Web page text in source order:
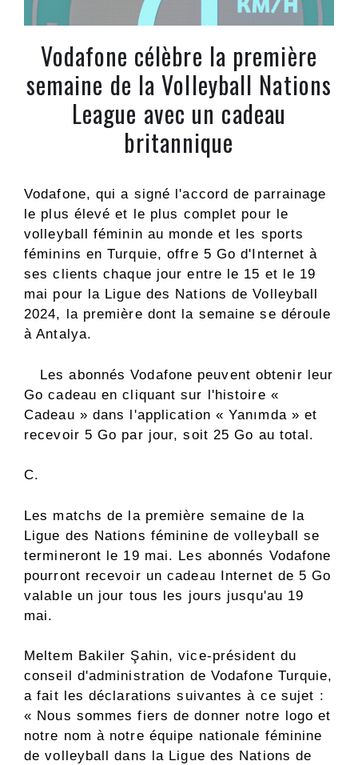
Vodafone célèbre la première
semaine de la Volleyball Nations
League avec un cadeau
britannique
Vodafone, qui a signé l'accord de parrainage
le plus élevé et le plus complet pour le
volleyball féminin au monde et les sports
féminins en Turquie, offre 5 Go d'Internet à
ses clients chaque jour entre le 15 et le 19
mai pour la Ligue des Nations de Volleyball
2024, la première dont la semaine se déroule
à Antalya.
Les abonnés Vodafone peuvent obtenir leur
Go cadeau en cliquant sur l'histoire «
Cadeau » dans l'application « Yanımda » et
recevoir 5 Go par jour, soit 25 Go au total.
C.
Les matchs de la première semaine de la
Ligue des Nations féminine de volleyball se
termineront le 19 mai. Les abonnés Vodafone
pourront recevoir un cadeau Internet de 5 Go
valable un jour tous les jours jusqu'au 19
mai.
Meltem Bakiler Şahin, vice-président du
conseil d'administration de Vodafone Turquie,
a fait les déclarations suivantes à ce sujet :
« Nous sommes fiers de donner notre logo et
notre nom à notre équipe nationale féminine
de volleyball dans la Ligue des Nations de